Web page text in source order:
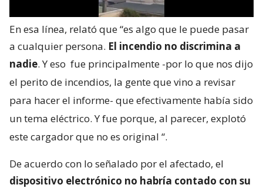
En esa línea, relató que “es algo que le puede pasar
a cualquier persona. El incendio no discrimina a
nadie. Y eso fue principalmente -por lo que nos dijo
el perito de incendios, la gente que vino a revisar
para hacer el informe- que efectivamente había sido
un tema eléctrico. Y fue porque, al parecer, explotó
este cargador que no es original “.
De acuerdo con lo señalado por el afectado, el
dispositivo electrónico no habría contado con su